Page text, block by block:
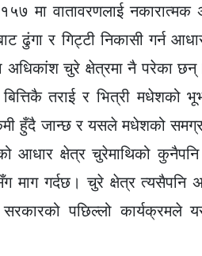
मा वातावरणलाई नकारात्मक
ढुंगा र गिट्टी निकासी गर्न
चुरे क्षेत्रमा नै परेका
तराई र भित्री मधेशको
हुँदै जान्छ र यसले मधेशको
क्षेत्र चुरेमाथिको कुनैपनि
माग गर्दछ। चुरे क्षेत्र त्यसैपनि
पछिल्लो कार्यक्रमले